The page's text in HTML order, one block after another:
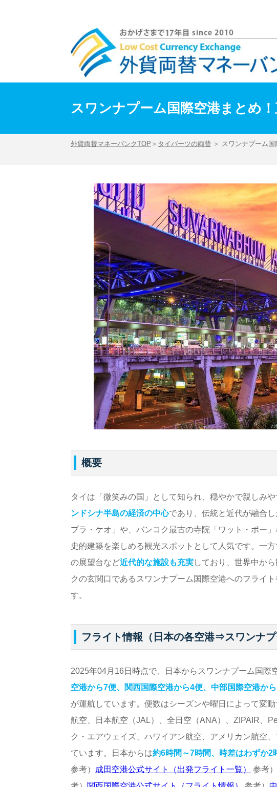
スワンナプーム国際空港まとめ
外貨両替マネーバンクTOP ＞ タイバーツの両替 ＞ スワンナプーム
概要
タイは「微笑みの国」として知られ、穏やかで親しみや
ンドシナ半島の経済の中心であり、伝統と近代が融合
プラ・ケオ」や、バンコク最古の寺院「ワット・ポー
史的建築を楽しめる観光スポットとして人気です。一
の展望台など近代的な施設も充実しており、世界中か
クの玄関口であるスワンナプーム国際空港へのフライ
す。
フライト情報（日本の各空港⇒スワンナプ
2025年04月16日時点で、日本からスワンナプーム国際
空港から7便、関西国際空港から4便、中部国際空港か
が運航しています。便数はシーズンや曜日によって変
航空、日本航空（JAL）、全日空（ANA）、ZIPAIR、
ク・エアウェイズ、ハワイアン航空、アメリカン航空
ています。日本からは約6時間～7時間、時差はわずか2
参考） 成田空港公式サイト（出発フライト一覧） 参考）